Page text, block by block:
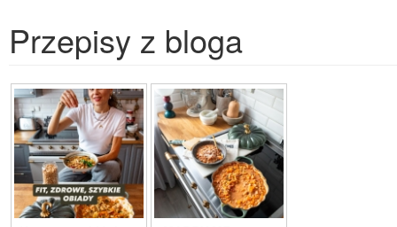
Przepisy z bloga